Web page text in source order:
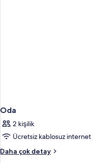
Oda
2 kişilik
Ücretsiz kablosuz internet
Daha çok detay
Oda